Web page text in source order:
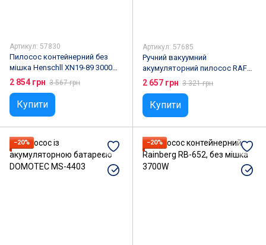
Артикул: 57830
Пилосос контейнерний без
мішка Henschll XN19-89 3000W,
Синій
2 854 грн 3 567 грн
Купити
Артикул: 57685
Ручний вакуумний
акумуляторний пилосос RAF
R.8667 1000W
2 657 грн 3 321 грн
Купити
−20% −20%